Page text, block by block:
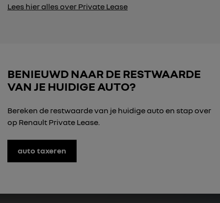
Lees hier alles over Private Lease
BENIEUWD NAAR DE RESTWAARDE
VAN JE HUIDIGE AUTO?
Bereken de restwaarde van je huidige auto en stap over
op Renault Private Lease.
auto taxeren